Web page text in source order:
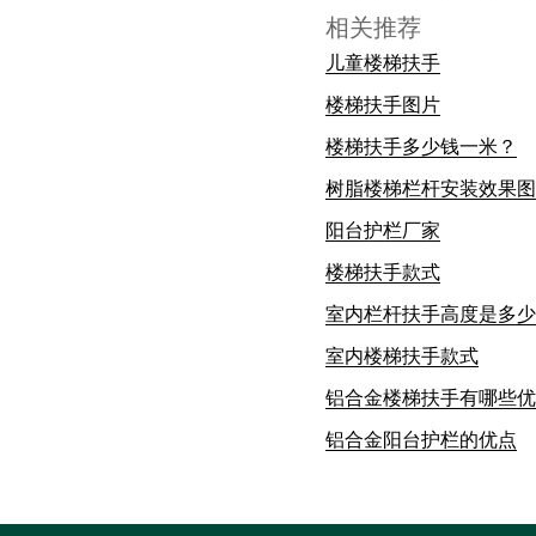
相关推荐
儿童楼梯扶手
楼梯扶手图片
楼梯扶手多少钱一米？
树脂楼梯栏杆安装效果
阳台护栏厂家
楼梯扶手款式
室内栏杆扶手高度是多少
室内楼梯扶手款式
铝合金楼梯扶手有哪些
铝合金阳台护栏的优点